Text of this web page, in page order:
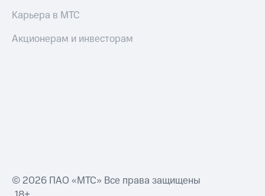
Карьера в МТС
Акционерам и инвесторам
© 2026 ПАО «МТС» Все права защищены